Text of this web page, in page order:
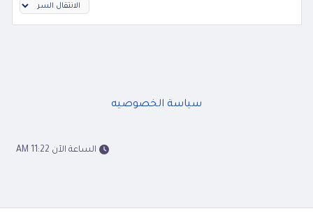
سياسة الخصوصيه
الساعة الآن 11:22 AM